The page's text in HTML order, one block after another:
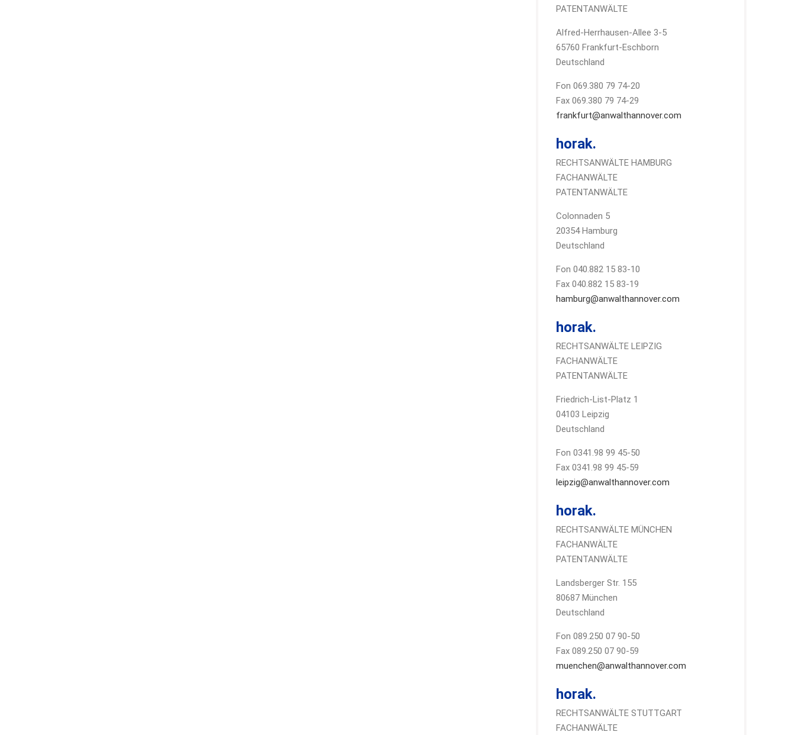
PATENTANWÄLTE
Alfred-Herrhausen-Allee 3-5
65760 Frankfurt-Eschborn
Deutschland
Fon 069.380 79 74-20
Fax 069.380 79 74-29
frankfurt@anwalthannover.com
horak.
RECHTSANWÄLTE HAMBURG
FACHANWÄLTE
PATENTANWÄLTE
Colonnaden 5
20354 Hamburg
Deutschland
Fon 040.882 15 83-10
Fax 040.882 15 83-19
hamburg@anwalthannover.com
horak.
RECHTSANWÄLTE LEIPZIG
FACHANWÄLTE
PATENTANWÄLTE
Friedrich-List-Platz 1
04103 Leipzig
Deutschland
Fon 0341.98 99 45-50
Fax 0341.98 99 45-59
leipzig@anwalthannover.com
horak.
RECHTSANWÄLTE MÜNCHEN
FACHANWÄLTE
PATENTANWÄLTE
Landsberger Str. 155
80687 München
Deutschland
Fon 089.250 07 90-50
Fax 089.250 07 90-59
muenchen@anwalthannover.com
horak.
RECHTSANWÄLTE STUTTGART
FACHANWÄLTE